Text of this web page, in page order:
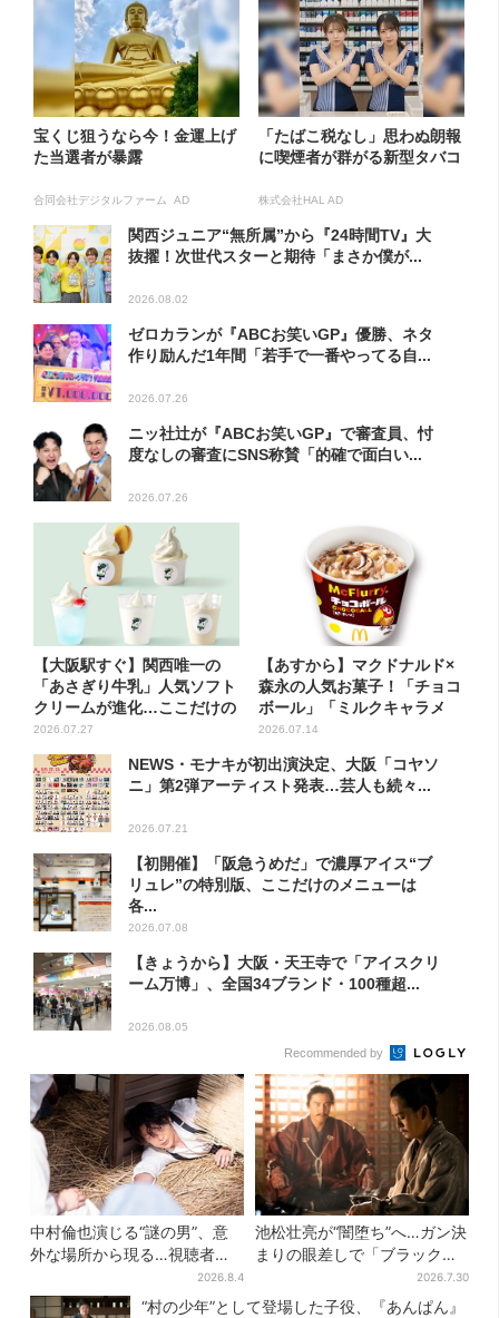
宝くじ狙うなら今！金運上げ
た当選者が暴露
合同会社デジタルファーム AD
「たばこ税なし」思わぬ朗報
に喫煙者が群がる新型タバコ
株式会社HAL AD
関西ジュニア“無所属”から『24時間TV』大
抜擢！次世代スターと期待「まさか僕が...
2026.08.02
ゼロカランが『ABCお笑いGP』優勝、ネタ
作り励んだ1年間「若手で一番やってる自...
2026.07.26
ニッ社辻が『ABCお笑いGP』で審査員、忖
度なしの審査にSNS称賛「的確で面白い...
2026.07.26
【大阪駅すぐ】関西唯一の
「あさぎり牛乳」人気ソフト
クリームが進化…ここだけの
新メ...
2026.07.27
【あすから】マクドナルド×
森永の人気お菓子！「チョコ
ボール」「ミルクキャラメ
ル」...
2026.07.14
NEWS・モナキが初出演決定、大阪「コヤソ
ニ」第2弾アーティスト発表…芸人も続々...
2026.07.21
【初開催】「阪急うめだ」で濃厚アイス“ブ
リュレ”の特別版、ここだけのメニューは
各...
2026.07.08
【きょうから】大阪・天王寺で「アイスクリ
ーム万博」、全国34ブランド・100種超...
2026.08.05
Recommended by
中村倫也演じる“謎の男”、意
外な場所から現る…視聴者歓
喜「こんな登場シーンとは」
2026.8.4
池松壮亮が“闇堕ち”へ…ガン決
まりの眼差しで「ブラック秀
吉がログイン」【豊臣兄弟】
2026.7.30
“村の少年”として登場した子役、『あんぱん』